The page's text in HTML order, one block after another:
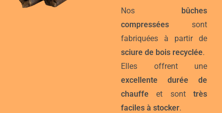
Nos bûches
compressées sont
fabriquées à partir de
sciure de bois recyclée.
Elles offrent une
excellente durée de
chauffe et sont très
faciles à stocker.